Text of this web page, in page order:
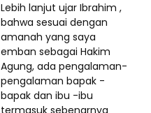
Lebih lanjut ujar Ibrahim ,
bahwa sesuai dengan
amanah yang saya
emban sebagai Hakim
Agung, ada pengalaman-
pengalaman bapak -
bapak dan ibu -ibu